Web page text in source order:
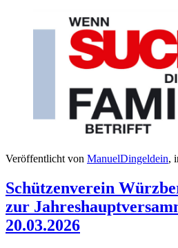
Veröffentlicht von ManuelDingeldein,
Schützenverein
zur
20.03.2026